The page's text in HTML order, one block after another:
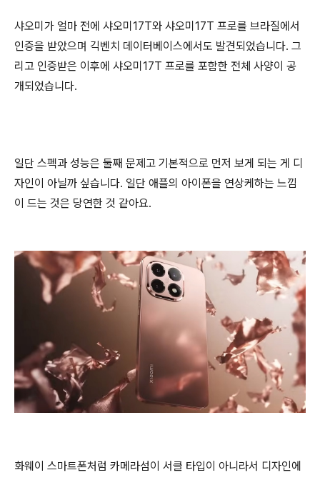
샤오미가 얼마 전에 샤오미17T와 샤오미17T 프로를 브라질에서
인증을 받았으며 긱벤치 데이터베이스에서도 발견되었습니다. 그
리고 인증받은 이후에 샤오미17T 프로를 포함한 전체 사양이 공
개되었습니다.
일단 스펙과 성능은 둘째 문제고 기본적으로 먼저 보게 되는 게 디
자인이 아닐까 싶습니다. 일단 애플의 아이폰을 연상케하는 느낌
이 드는 것은 당연한 것 같아요.
화웨이 스마트폰처럼 카메라섬이 서클 타입이 아니라서 디자인에